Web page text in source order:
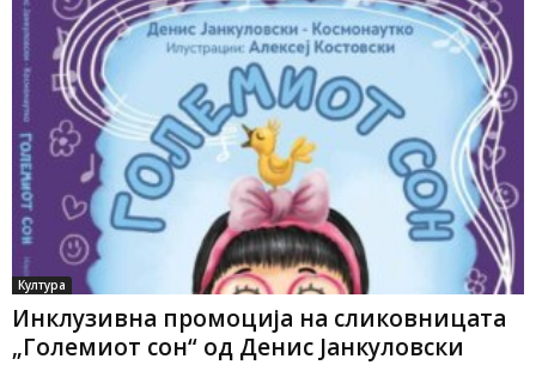
Култура
Инклузивна промоција на сликовницата
„Големиот сон“ од Денис Јанкуловски